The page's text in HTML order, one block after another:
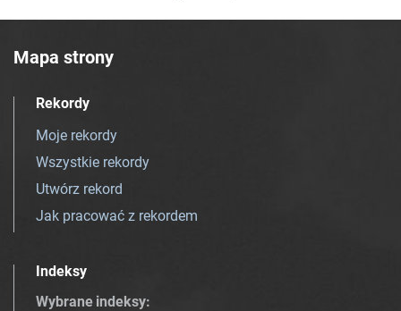
Mapa strony
Rekordy
Moje rekordy
Wszystkie rekordy
Utwórz rekord
Jak pracować z rekordem
Indeksy
Wybrane indeksy: